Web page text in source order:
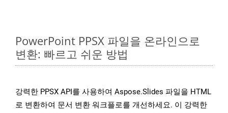
PowerPoint PPSX 파일을 온라인으로
변환: 빠르고 쉬운 방법
강력한 PPSX API를 사용하여 Aspose.Slides 파일을 HTML
로 변환하여 문서 변환 워크플로를 개선하세요. 이 강력한